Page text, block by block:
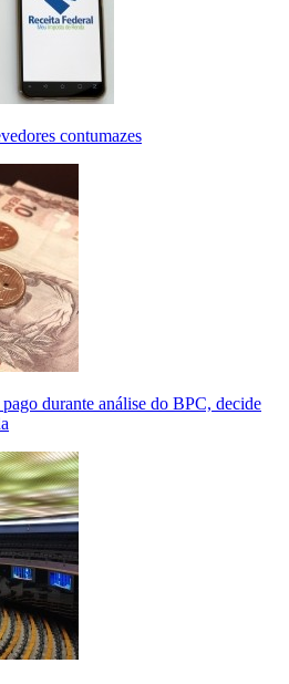
contumazes
durante análise do BPC, decide